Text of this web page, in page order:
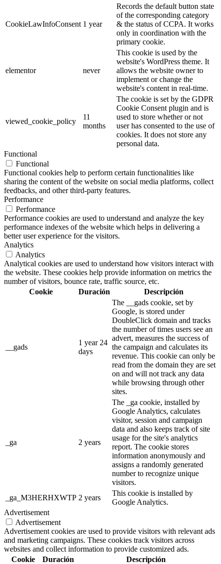
CookieLawInfoConsent 1 year
Records the default button state
of the corresponding category
& the status of CCPA. It works
only in coordination with the
primary cookie.
elementor never
This cookie is used by the
website's WordPress theme. It
allows the website owner to
implement or change the
website's content in real-time.
viewed_cookie_policy
11
months
The cookie is set by the GDPR
Cookie Consent plugin and is
used to store whether or not
user has consented to the use of
cookies. It does not store any
personal data.
Functional
Functional
Functional cookies help to perform certain functionalities like
sharing the content of the website on social media platforms, collect
feedbacks, and other third-party features.
Performance
Performance
Performance cookies are used to understand and analyze the key
performance indexes of the website which helps in delivering a
better user experience for the visitors.
Analytics
Analytics
Analytical cookies are used to understand how visitors interact with
the website. These cookies help provide information on metrics the
number of visitors, bounce rate, traffic source, etc.
Cookie
Duración Descripción
__gads
1 year 24
days
The __gads cookie, set by
Google, is stored under
DoubleClick domain and tracks
the number of times users see an
advert, measures the success of
the campaign and calculates its
revenue. This cookie can only be
read from the domain they are set
on and will not track any data
while browsing through other
sites.
_ga 2 years
The _ga cookie, installed by
Google Analytics, calculates
visitor, session and campaign
data and also keeps track of site
usage for the site's analytics
report. The cookie stores
information anonymously and
assigns a randomly generated
number to recognize unique
visitors.
_ga_M3HERHXWTP 2 years
This cookie is installed by
Google Analytics.
Advertisement
Advertisement
Advertisement cookies are used to provide visitors with relevant ads
and marketing campaigns. These cookies track visitors across
websites and collect information to provide customized ads.
Cookie
Duración Descripción